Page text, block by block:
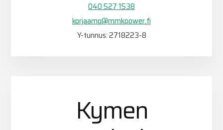
040 527 1538
korjaamo@mmkpower.fi
Y-tunnus: 2718223-8
Kymen